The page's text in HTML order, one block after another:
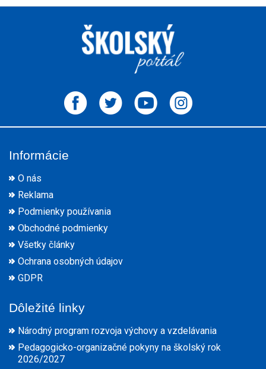
Informácie
O nás
Reklama
Podmienky používania
Obchodné podmienky
Všetky články
Ochrana osobných údajov
GDPR
Dôležité linky
Národný program rozvoja výchovy a vzdelávania
Pedagogicko-organizačné pokyny na školský rok
2026/2027